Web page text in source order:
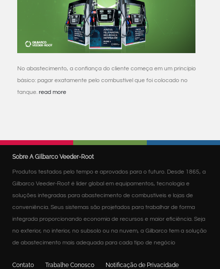
No abastecimento, a confiança do cliente começa em um princípio
básico: pagar exatamente pelo combustível que foi colocado no
tanque. read more
Sobre A Gilbarco Veeder-Root
Produtos testados pelo tempo e aprovados para o futuro. Desde 1865, a
Gilbarco Veeder-Root é líder global em equipamentos, tecnologia e
soluções integradas para abastecimento de combustíveis e lojas de
conveniência. Seus sistemas são projetados para trabalhar de forma
integrada proporcionando economia de recursos e maior eficiência. Seja
no exterior, no interior, no subsolo ou na nuvem, a Gilbarco tem a solução
de abastecimento mais adequada para cada tipo de negócio
Contato Trabalhe Conosco
Notificação de Privacidade